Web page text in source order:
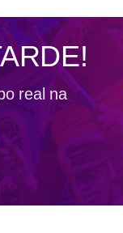
real na